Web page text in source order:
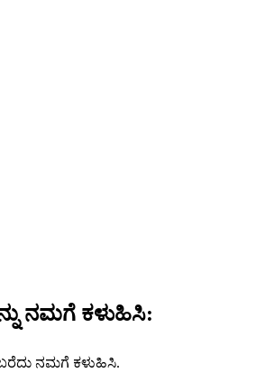
ನಮಗೆ ಕಳುಹಿಸಿ:
ಬರೆದು ನಮಗೆ ಕಳುಹಿಸಿ.